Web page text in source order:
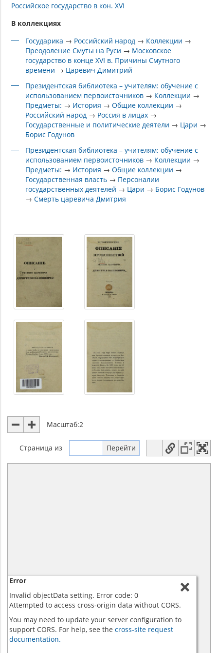
Российское государство в кон. XVI
В коллекциях
Государика → Российский народ → Коллекции →
Преодоление Смуты на Руси → Московское
государство в конце XVI в. Причины Смутного
времени → Царевич Димитрий
Президентская библиотека – учителям: обучение с
использованием первоисточников → Коллекции →
Предметы: → История →Общие коллекции →
Российский народ → Россия в лицах →
Государственные и политические деятели → Цари →
Борис Годунов
Президентская библиотека – учителям: обучение с
использованием первоисточников → Коллекции →
Предметы: → История →Общие коллекции →
Государственная власть → Персоналии
государственных деятелей → Цари → Борис Годунов
→Смерть царевича Дмитрия
Масштаб:2
Страница из
Error
Invalid objectData setting. Error code: 0
Attempted to access cross-origin data without CORS.
You may need to update your server configuration to
support CORS. For help, see the cross-site request
documentation.